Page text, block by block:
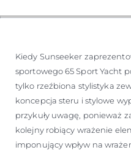
WYCEŃ
Kiedy Sunseeker
sportowego 65 Sport Yacht
tylko rzeźbiona stylistyka
koncepcja steru i stylowe
przykuły uwagę, ponieważ
kolejny robiący wrażenie
imponujący wpływ na